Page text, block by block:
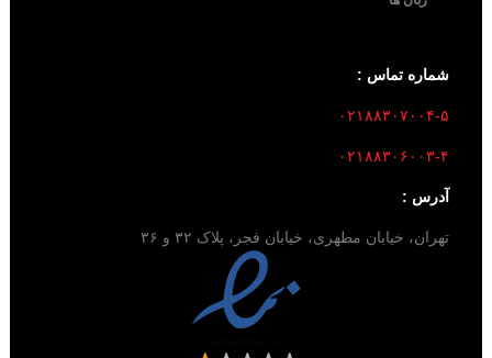
شماره تماس :
۰۲۱۸۸۳۰۷۰۰۴-۵
۰۲۱۸۸۳۰۶۰۰۳-۴
آدرس :
تهران، خیابان مطهری، خیابان فجر، پلاک ۳۲ و ۳۶